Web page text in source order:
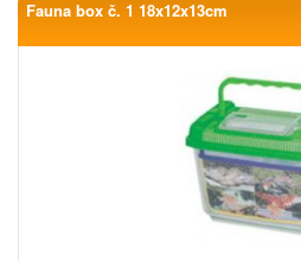
Fauna box č. 1 18x12x13cm